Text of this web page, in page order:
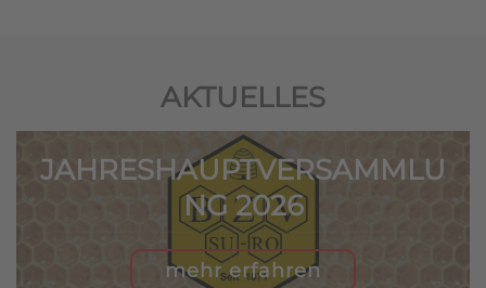
AKTUELLES
JAHRESHAUPTVERSAMMLU
NG 2026
mehr erfahren